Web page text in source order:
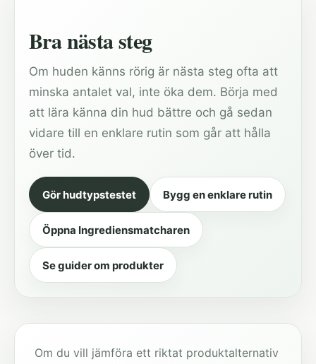
Bra nästa steg
Om huden känns rörig är nästa steg ofta att
minska antalet val, inte öka dem. Börja med
att lära känna din hud bättre och gå sedan
vidare till en enklare rutin som går att hålla
över tid.
Gör hudtypstestet Bygg en enklare rutin
Öppna Ingrediensmatcharen
Se guider om produkter
Om du vill jämföra ett riktat produktalternativ